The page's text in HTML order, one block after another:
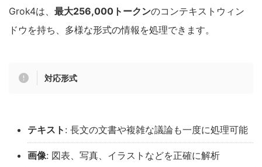
Grok4は、 最大256,000トークンのコンテキストウィン
ドウを持ち、多様な形式の情報を処理できます。
対応形式
テキスト : 長文の文書や複雑な議論も一度に処理可能
画像: 図表、写真、イラストなどを正確に解析